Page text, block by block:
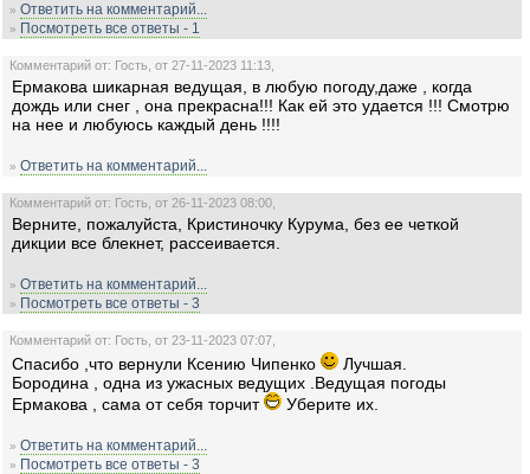
» Ответить на комментарий...
» Посмотреть все ответы - 1
Комментарий от: Гость, от 27-11-2023 11:13,
Ермакова шикарная ведущая, в любую погоду,даже , когда
дождь или снег , она прекрасна!!! Как ей это удается !!! Смотрю
на нее и любуюсь каждый день !!!!
» Ответить на комментарий...
Комментарий от: Гость, от 26-11-2023 08:00,
Верните, пожалуйста, Кристиночку Курума, без ее четкой
дикции все блекнет, рассеивается.
» Ответить на комментарий...
» Посмотреть все ответы - 3
Комментарий от: Гость, от 23-11-2023 07:07,
Спасибо ,что вернули Ксению Чипенко
Лучшая.
Бородина , одна из ужасных ведущих .Ведущая погоды
Ермакова , сама от себя торчит
Уберите их.
» Ответить на комментарий...
» Посмотреть все ответы - 3